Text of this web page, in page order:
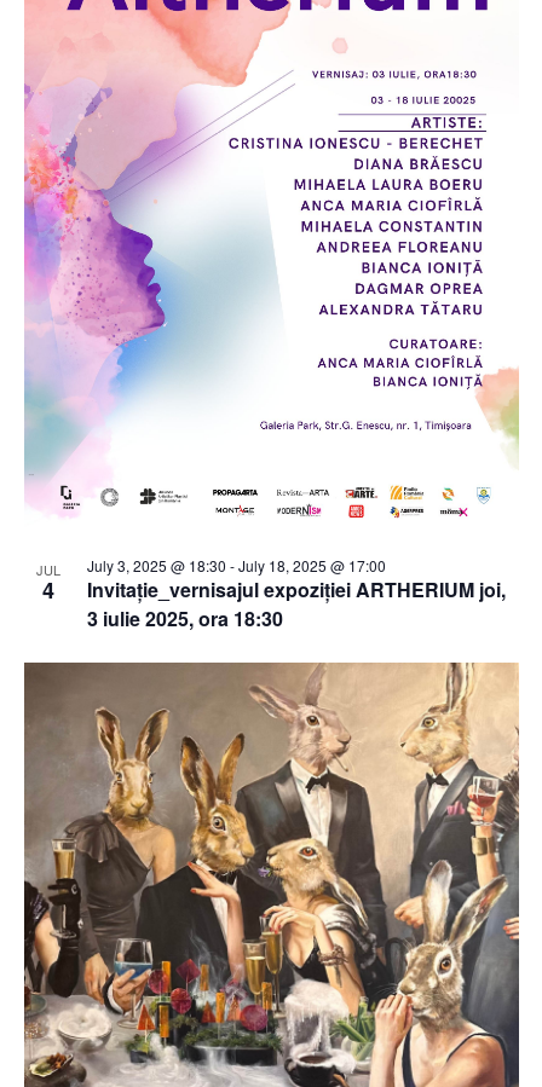
JUL
4
Invitație_vernisajul expoziției ARTHERIUM joi,
3 iulie 2025, ora 18:30
July 3, 2025 @ 18:30 -July 18, 2025 @ 17:00